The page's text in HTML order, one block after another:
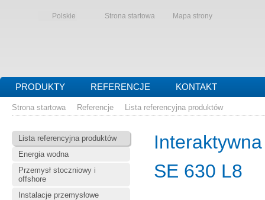
Polskie Strona startowa Mapa strony
PRODUKTY REFERENCJE KONTAKT
Strona startowa Referencje Lista referencyjna produktów
Lista referencyjna produktów
Energia wodna
Przemysł stoczniowy i
offshore
Instalacje przemysłowe
SE 630 L8